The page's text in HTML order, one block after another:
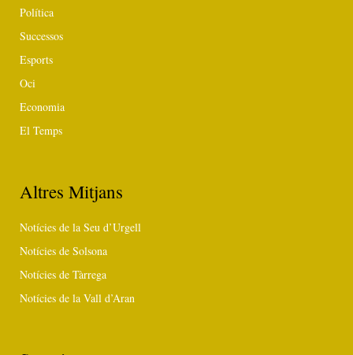
Política
Successos
Esports
Oci
Economia
El Temps
Altres Mitjans
Notícies de la Seu d’Urgell
Notícies de Solsona
Notícies de Tàrrega
Notícies de la Vall d’Aran